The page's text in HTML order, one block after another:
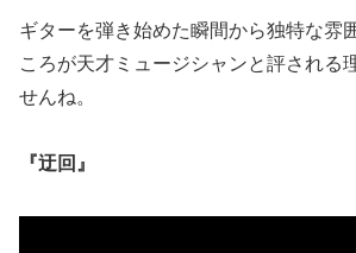
ギターを弾き始めた瞬間から独特な雰
ころが天才ミュージシャンと評される
せんね。
『迂回』